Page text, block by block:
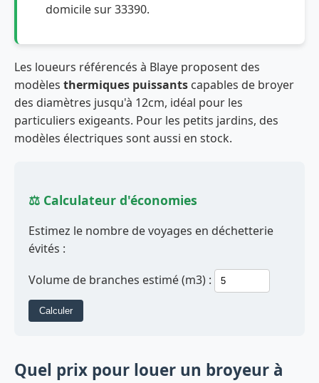
domicile sur 33390.
Les loueurs référencés à Blaye proposent des
modèles thermiques puissants capables de broyer
des diamètres jusqu'à 12cm, idéal pour les
particuliers exigeants. Pour les petits jardins, des
modèles électriques sont aussi en stock.
⚖️ Calculateur d'économies
Estimez le nombre de voyages en déchetterie
évités :
Volume de branches estimé (m3) :
Calculer
Quel prix pour louer un broyeur à